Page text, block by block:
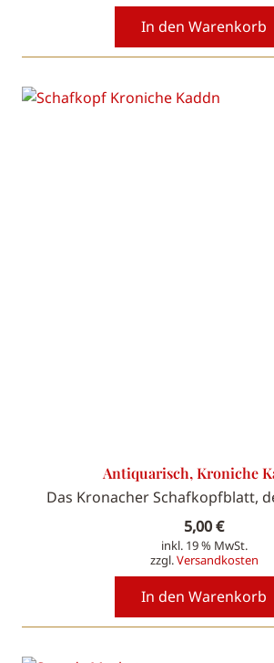
In den Warenkorb
Antiquarisch, Kroniche
Das Kronacher Schafkopfblatt,
5,00€
inkl. 19 % MwSt.
zzgl.Versandkosten
In den Warenkorb